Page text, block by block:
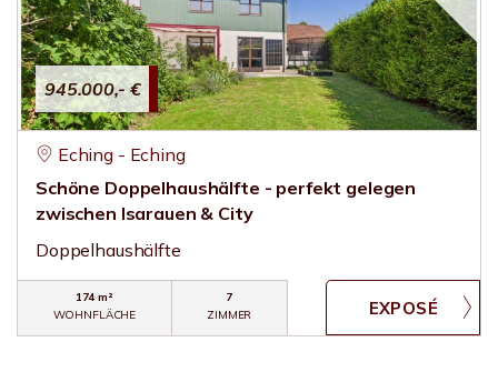
945.000,- €
Eching - Eching
Schöne Doppelhaushälfte - perfekt gelegen
zwischen Isarauen & City
Doppelhaushälfte
174 m²
WOHNFLÄCHE
7
ZIMMER